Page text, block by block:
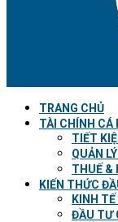
TRANG CHỦ
TÀI CHÍNH CÁ
TIẾT
QUẢN
THUẾ &
KIẾN THỨC
KINH
ĐẦU TƯ